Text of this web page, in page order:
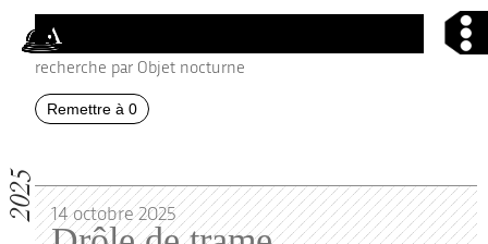
Aller au contenu principal
Groupe Merci
recherche par Objet nocturne
2025 14 octobre2025